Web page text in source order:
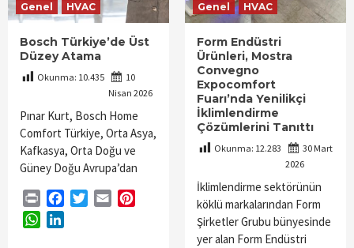
Genel HVAC
Bosch Türkiye’de Üst
Düzey Atama
Okunma: 10.435
10
Nisan 2026
Pınar Kurt, Bosch Home
Comfort Türkiye, Orta Asya,
Kafkasya, Orta Doğu ve
Güney Doğu Avrupa’dan
Print FacebookTwitterEmail
WhatsApp
Genel HVAC
Form Endüstri
Ürünleri, Mostra
Convegno
Expocomfort
Fuarı’nda Yenilikçi
İklimlendirme
Çözümlerini Tanıttı
Okunma: 12.283
30 Mart
2026
İklimlendirme sektörünün
köklü markalarından Form
Şirketler Grubu bünyesinde
yer alan Form Endüstri